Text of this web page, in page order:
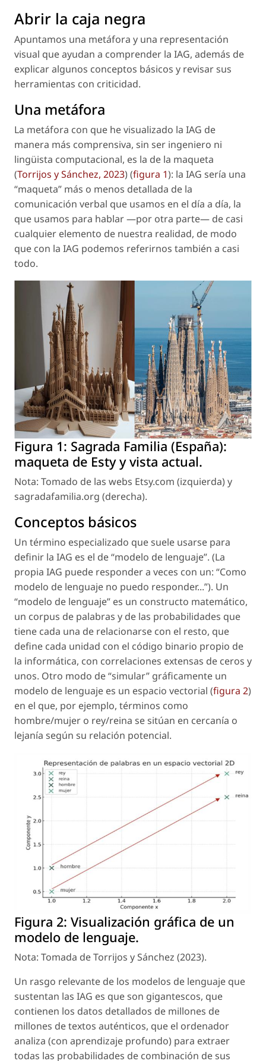
Abrir la caja negra
Apuntamos una metáfora y una representación
visual que ayudan a comprender la IAG, además de
explicar algunos conceptos básicos y revisar sus
herramientas con criticidad.
Una metáfora
La metáfora con que he visualizado la IAG de
manera más comprensiva, sin ser ingeniero ni
lingüista computacional, es la de la maqueta
(Torrijos y Sánchez, 2023) (figura 1): la IAG sería una
“maqueta” más o menos detallada de la
comunicación verbal que usamos en el día a día, la
que usamos para hablar —por otra parte— de casi
cualquier elemento de nuestra realidad, de modo
que con la IAG podemos referirnos también a casi
todo.
Figura 1: Sagrada Familia (España):
maqueta de Esty y vista actual.
Nota: Tomado de las webs Etsy.com (izquierda) y
sagradafamilia.org (derecha).
Conceptos básicos
Un término especializado que suele usarse para
definir la IAG es el de “modelo de lenguaje”. (La
propia IAG puede responder a veces con un: “Como
modelo de lenguaje no puedo responder...”). Un
“modelo de lenguaje” es un constructo matemático,
un corpus de palabras y de las probabilidades que
tiene cada una de relacionarse con el resto, que
define cada unidad con el código binario propio de
la informática, con correlaciones extensas de ceros y
unos. Otro modo de “simular” gráficamente un
modelo de lenguaje es un espacio vectorial (figura 2)
en el que, por ejemplo, términos como
hombre/mujer o rey/reina se sitúan en cercanía o
lejanía según su relación potencial.
Figura 2: Visualización gráfica de un
modelo de lenguaje.
Nota: Tomada de Torrijos y Sánchez (2023).
Un rasgo relevante de los modelos de lenguaje que
sustentan las IAG es que son gigantescos, que
contienen los datos detallados de millones de
millones de textos auténticos, que el ordenador
analiza (con aprendizaje profundo) para extraer
todas las probabilidades de combinación de sus